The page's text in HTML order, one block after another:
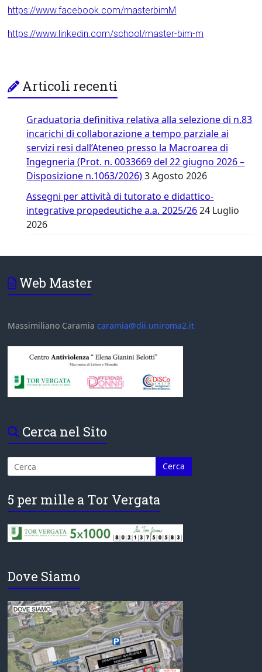
https://www.facebook.com/masterbimM
https://www.linkedin.com/school/master-bim-m
Articoli recenti
Graduatoria definitiva relativa alla selezione di n.83
incarichi di collaborazione a tempo parziale ai
servizi resi dall’Ateneo presso la Macroarea di
Ingegneria (Prot. n. 0033669 del 22 giugno 2026 –
Disposizione n.1063/2026) 3 Agosto 2026
Assegni per attività di tutorato e didattico-
integrative propedeutiche a.a. 2025/26 24 Luglio
2026
Web Master
Massimiliano Caramiacaramia@dii.uniroma2.it
Cerca nel Sito
5 per mille a Tor Vergata
Dove Siamo